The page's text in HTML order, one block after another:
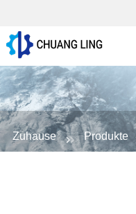
Zuhause Produkte